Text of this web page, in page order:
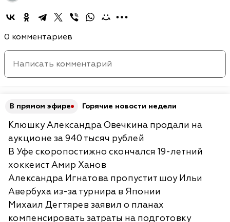
0 комментариев
В прямом эфире Горячие новости недели
Клюшку Александра Овечкина продали на
аукционе за 940 тысяч рублей
В Уфе скоропостижно скончался 19-летний
хоккеист Амир Ханов
Александра Игнатова пропустит шоу Ильи
Авербуха из-за турнира в Японии
Михаил Дегтярев заявил о планах
компенсировать затраты на подготовку